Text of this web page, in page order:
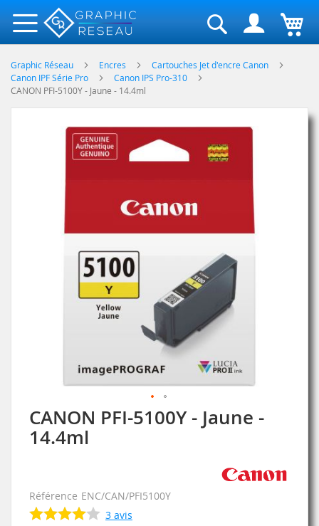
Rechercher
Graphic Réseau Encres
Cartouches Jet d'encre Canon
Canon IPF Série Pro
Canon IPS Pro-310
CANON PFI-5100Y - Jaune - 14.4ml
CANON PFI-5100Y - Jaune -
14.4ml
Référence ENC/CAN/PFI5100Y
3 avis
Skip
to
the
images
gallery